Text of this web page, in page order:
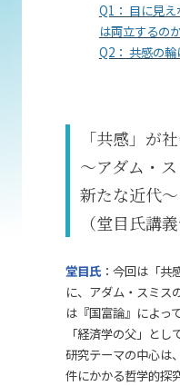
Q1： 目に見
は両立するの
Q2： 共感の
「共感」が
～アダム・
新たな近代～
（堂目氏講
堂目氏 ：今回は「
に、アダム・スミス
は『国富論』によっ
「経済学の父」と
研究テーマの中心は
件にかかる哲学的探